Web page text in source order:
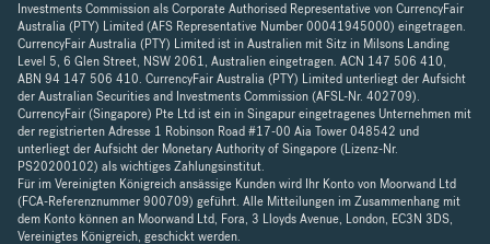
Investments Commission als Corporate Authorised Representative von CurrencyFair
Australia (PTY) Limited (AFS Representative Number 00041945000) eingetragen.
CurrencyFair Australia (PTY) Limited ist in Australien mit Sitz in Milsons Landing
Level 5, 6 Glen Street, NSW 2061, Australien eingetragen. ACN 147 506 410,
ABN 94 147 506 410. CurrencyFair Australia (PTY) Limited unterliegt der Aufsicht
der Australian Securities and Investments Commission (AFSL-Nr. 402709).
CurrencyFair (Singapore) Pte Ltd ist ein in Singapur eingetragenes Unternehmen mit
der registrierten Adresse 1 Robinson Road #17-00 Aia Tower 048542 und
unterliegt der Aufsicht der Monetary Authority of Singapore (Lizenz-Nr.
PS20200102) als wichtiges Zahlungsinstitut.
Für im Vereinigten Königreich ansässige Kunden wird Ihr Konto von Moorwand Ltd
(FCA-Referenznummer 900709) geführt. Alle Mitteilungen im Zusammenhang mit
dem Konto können an Moorwand Ltd, Fora, 3 Lloyds Avenue, London, EC3N 3DS,
Vereinigtes Königreich, geschickt werden.